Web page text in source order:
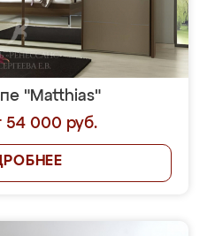
"Matthias"
54 000 руб.